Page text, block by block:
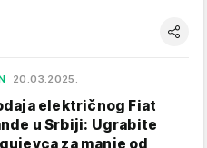
20.03.2025.
električnog Fiat
u Srbiji: Ugrabite
za manje od